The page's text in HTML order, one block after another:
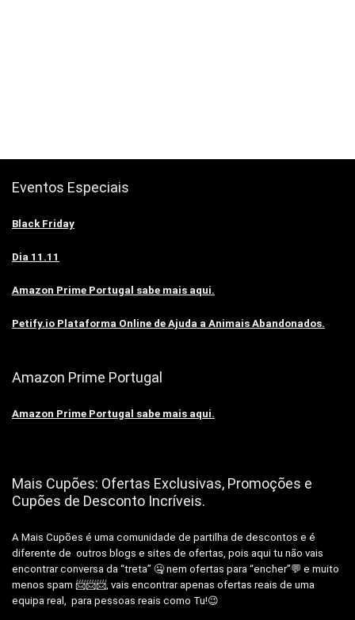
Eventos Especiais
Black Friday
Dia 11.11
Amazon Prime Portugal sabe mais aqui.
Petify.io Plataforma Online de Ajuda a Animais Abandonados.
Amazon Prime Portugal
Amazon Prime Portugal sabe mais aqui.
Mais Cupões: Ofertas Exclusivas, Promoções e
Cupões de Desconto Incríveis.
A Mais Cupões é uma comunidade de partilha de descontos e é
diferente de outros blogs e sites de ofertas, pois aqui tu não vais
encontrar conversa da “treta” 🤐 nem ofertas para “encher”💬 e muito
menos spam 📨📨📨, vais encontrar apenas ofertas reais de uma
equipa real, para pessoas reais como Tu!😉